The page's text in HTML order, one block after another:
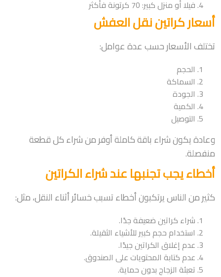
فيلا أو منزل كبير: 70 كرتونة فأكثر
أسعار كراتين نقل العفش
تختلف الأسعار حسب عدة عوامل:
الحجم
السماكة
الجودة
الكمية
التوصيل
وعادة يكون شراء باقة كاملة أوفر من شراء كل قطعة
منفصلة.
أخطاء يجب تجنبها عند شراء الكراتين
كثير من الناس يرتكبون أخطاء تسبب خسائر أثناء النقل، مثل:
شراء كراتين ضعيفة جدًا.
استخدام حجم كبير للأشياء الثقيلة.
عدم إغلاق الكراتين جيدًا.
عدم كتابة المحتويات على الصندوق.
تعبئة الزجاج بدون حماية.